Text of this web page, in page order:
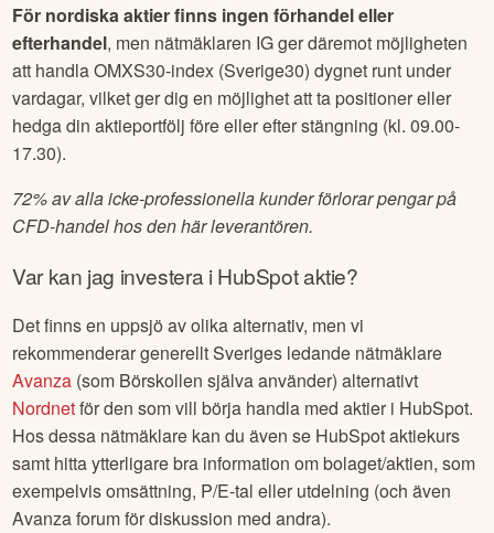
För nordiska aktier finns ingen förhandel eller
efterhandel, men nätmäklaren IG ger däremot möjligheten
att handla OMXS30-index (Sverige30) dygnet runt under
vardagar, vilket ger dig en möjlighet att ta positioner eller
hedga din aktieportfölj före eller efter stängning (kl. 09.00-
17.30).
72% av alla icke-professionella kunder förlorar pengar på
CFD-handel hos den här leverantören.
Var kan jag investera iHubSpotaktie?
Det finns en uppsjö av olika alternativ, men vi
rekommenderar generellt Sveriges ledande nätmäklare
Avanza (som Börskollen själva använder) alternativt
Nordnetför den som vill börja handla med aktier i HubSpot.
Hos dessa nätmäklare kan du även se HubSpotaktiekurs
samt hitta ytterligare bra information om bolaget/aktien, som
exempelvis omsättning, P/E-tal eller utdelning (och även
Avanza forum för diskussion med andra).